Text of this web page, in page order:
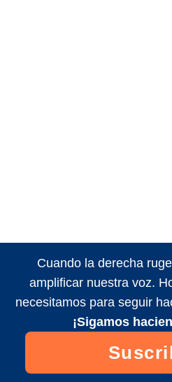
Cuando la derecha
amplificar nuestra voz.
necesitamos para seguir
¡Sigamos